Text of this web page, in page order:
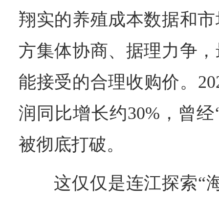
翔实的养殖成本数据和
方集体协商、据理力争
能接受的合理收购价。
润同比增长约30%，曾
被彻底打破。
这仅仅是连江探索“